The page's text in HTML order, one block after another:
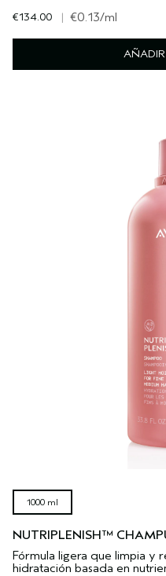
€134.00 | €0.13/ml
1000 ml
NUTRIPLENISH™
Fórmula ligera que limpia y
hidratación basada en